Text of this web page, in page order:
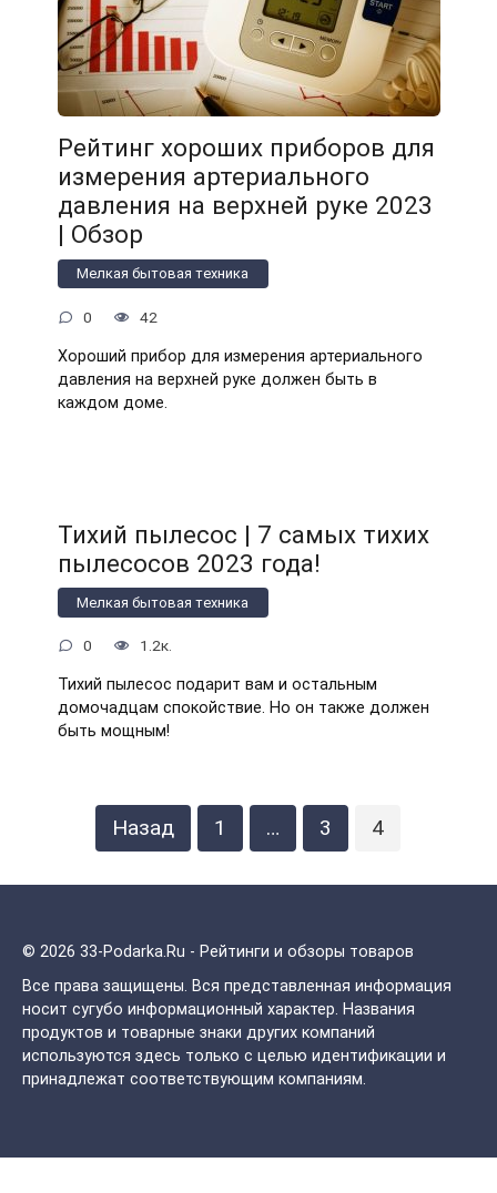
Рейтинг хороших приборов для
измерения артериального
давления на верхней руке 2023
| Обзор
Мелкая бытовая техника
0 42
Хороший прибор для измерения артериального
давления на верхней руке должен быть в
каждом доме.
Тихий пылесос | 7 самых тихих
пылесосов 2023 года!
Мелкая бытовая техника
0 1.2к.
Тихий пылесос подарит вам и остальным
домочадцам спокойствие. Но он также должен
быть мощным!
Назад 1 … 3 4
© 2026 33-Podarka.Ru - Рейтинги и обзоры товаров
Все права защищены. Вся представленная информация
носит сугубо информационный характер. Названия
продуктов и товарные знаки других компаний
используются здесь только с целью идентификации и
принадлежат соответствующим компаниям.